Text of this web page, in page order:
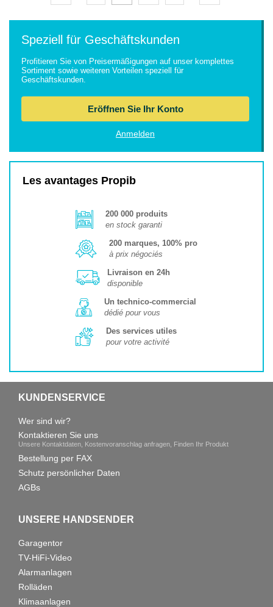
Speziell für Geschäftskunden
Profitieren Sie von Preisermäßigungen auf unser komplettes
Sortiment sowie weiteren Vorteilen speziell für
Geschäftskunden.
Eröffnen Sie Ihr Konto
Anmelden
Les avantages Propib
200 000 produits
en stock garanti
200 marques, 100% pro
à prix négociés
Livraison en 24h
disponible
Un technico-commercial
dédié pour vous
Des services utiles
pour votre activité
KUNDENSERVICE
Wer sind wir?
Kontaktieren Sie uns
Unsere Kontaktdaten, Kostenvoranschlag anfragen, Finden Ihr Produkt
Bestellung per FAX
Schutz persönlicher Daten
AGBs
UNSERE HANDSENDER
Garagentor
TV-HiFi-Video
Alarmanlagen
Rolläden
Klimaanlagen